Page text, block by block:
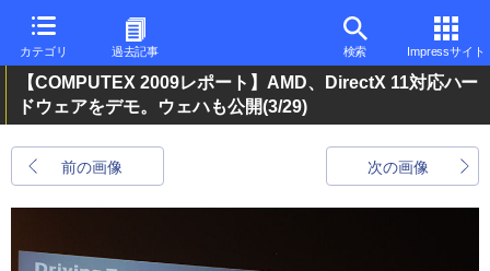
カテゴリ 過去記事 検索 Impressサイト
【COMPUTEX 2009レポート】AMD、DirectX 11対応ハー
ドウェアをデモ。ウェハも公開(3/29)
前の画像 次の画像